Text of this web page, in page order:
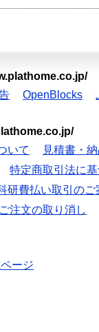
OpenBlocks
いて
見積書・
特定商取引法に
研費払い取引のご
ご注文の取り消し
ージ